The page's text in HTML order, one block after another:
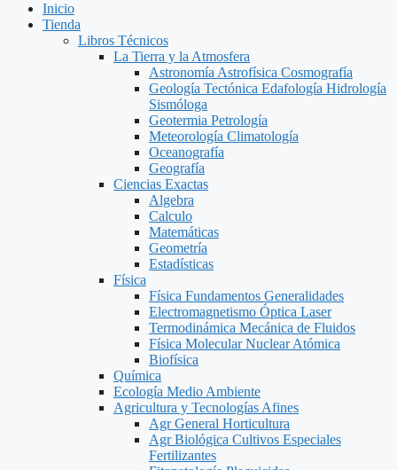
Inicio
Tienda
Libros Técnicos
La Tierra y la Atmosfera
Astronomía Astrofísica Cosmografía
Geología Tectónica Edafología Hidrología
Sismóloga
Geotermia Petrología
Meteorología Climatología
Oceanografía
Geografía
Ciencias Exactas
Algebra
Calculo
Matemáticas
Geometría
Estadísticas
Física
Física Fundamentos Generalidades
Electromagnetismo Óptica Laser
Termodinámica Mecánica de Fluidos
Física Molecular Nuclear Atómica
Biofísica
Química
Ecología Medio Ambiente
Agricultura y Tecnologías Afines
Agr General Horticultura
Agr Biológica Cultivos Especiales
Fertilizantes